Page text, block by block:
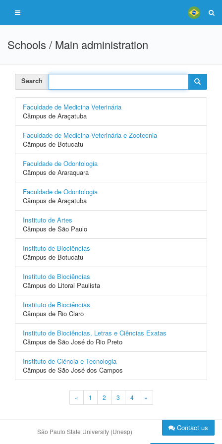
Schools / Main administration
Search
Faculdade de Medicina Veterinária
Câmpus de Araçatuba
Faculdade de Medicina Veterinária e Zootecnia
Câmpus de Botucatu
Faculdade de Odontologia
Câmpus de Araraquara
Faculdade de Odontologia
Câmpus de Araçatuba
Instituto de Artes
Câmpus de São Paulo
Instituto de Biociências
Câmpus de Botucatu
Instituto de Biociências
Câmpus do Litoral Paulista
Instituto de Biociências
Câmpus de Rio Claro
Instituto de Biociências, Letras e Ciências Exatas
Câmpus de São José do Rio Preto
Instituto de Ciência e Tecnologia
Câmpus de São José dos Campos
« 1 2 3 4 »
São Paulo State University (Unesp) Contact us